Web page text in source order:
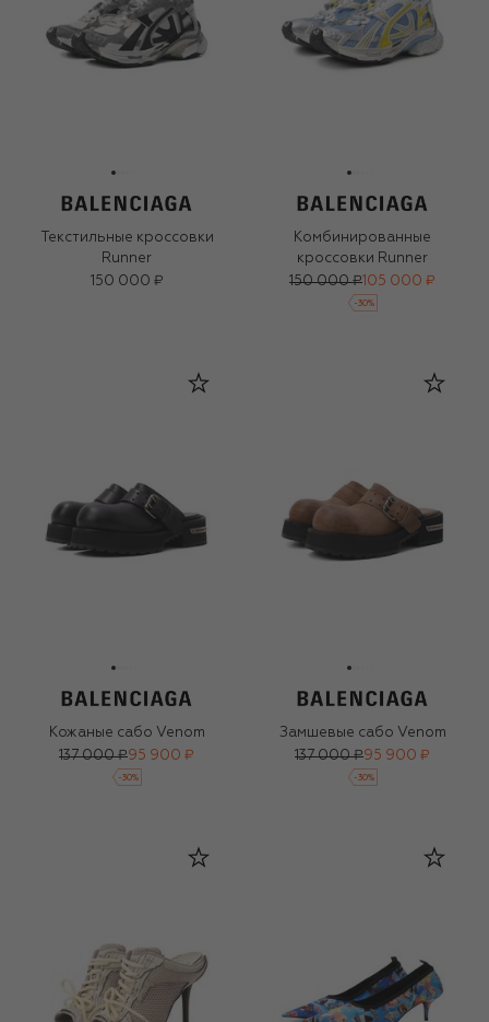
Текстильные кроссовки
Runner
150 000 ₽
Комбинированные
кроссовки Runner
150 000 ₽ 105 000 ₽
-30%
Кожаные сабо Venom
137 000 ₽95 900 ₽
-30%
Замшевые сабо Venom
137 000 ₽95 900 ₽
-30%